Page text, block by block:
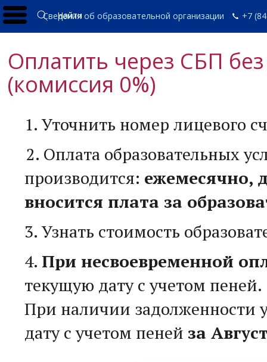
Найти
Сведения об образовательной организации +7
Оплатить через СБП
(комиссия 0%)
1. Уточнить номер лицевого
2. Оплата образовательных
производится: ежемесячно,
вносится плата за
3. Узнать стоимость
4. При несвоевременной
текущую дату с учетом пеней.
При наличии задолженности
дату с учетом пеней за